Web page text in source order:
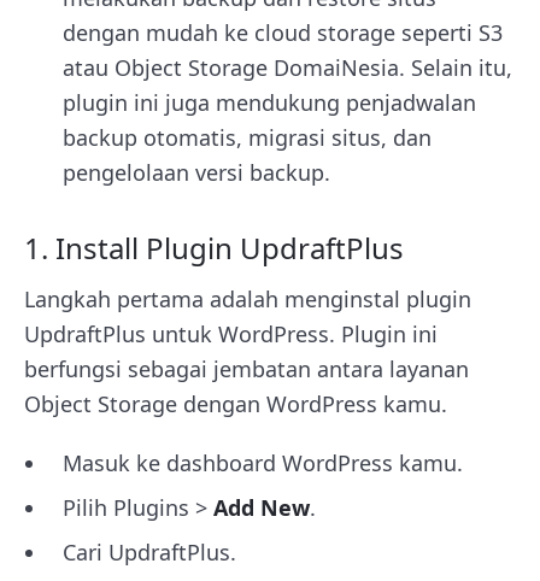
dengan mudah ke cloud storage seperti S3
atau Object Storage DomaiNesia. Selain itu,
plugin ini juga mendukung penjadwalan
backup otomatis, migrasi situs, dan
pengelolaan versi backup.
1. Install Plugin UpdraftPlus
Langkah pertama adalah menginstal plugin
UpdraftPlus untuk WordPress. Plugin ini
berfungsi sebagai jembatan antara layanan
Object Storage dengan WordPress kamu.
Masuk ke dashboard WordPress kamu.
Pilih Plugins > Add New.
Cari UpdraftPlus.